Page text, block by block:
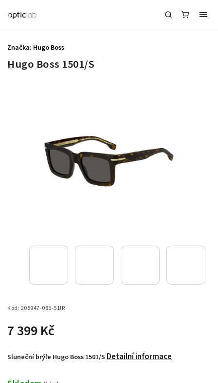
Hugo Boss 1501/S
Kód: 205947-086-51IR
7 399 Kč
Sluneční brýle Hugo Boss 1501/S Detailní informace
Značka: Hugo Boss